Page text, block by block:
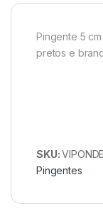
Pingente 5
pretos e
SKU:
Pingentes